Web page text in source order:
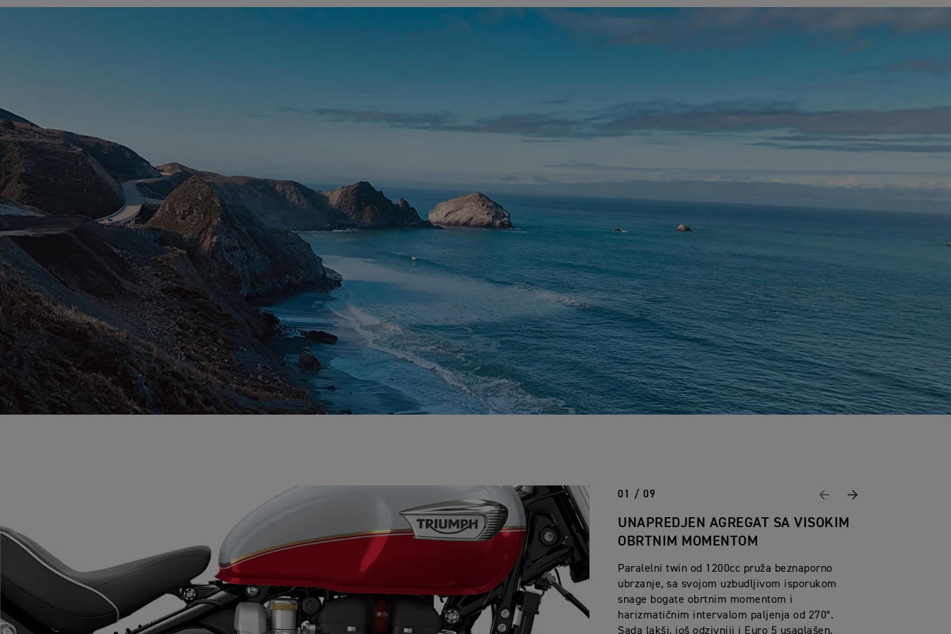
01 / 09 Previous
Next
UNAPREDJEN AGREGAT SA VISOKIM
OBRTNIM MOMENTOM
Paralelni twin od 1200cc pruža beznaporno
ubrzanje, sa svojom uzbudljivom isporukom
snage bogate obrtnim momentom i
harizmatičnim intervalom paljenja od 270°.
Sada lakši, još odzivniji i Euro 5 usaglašen.